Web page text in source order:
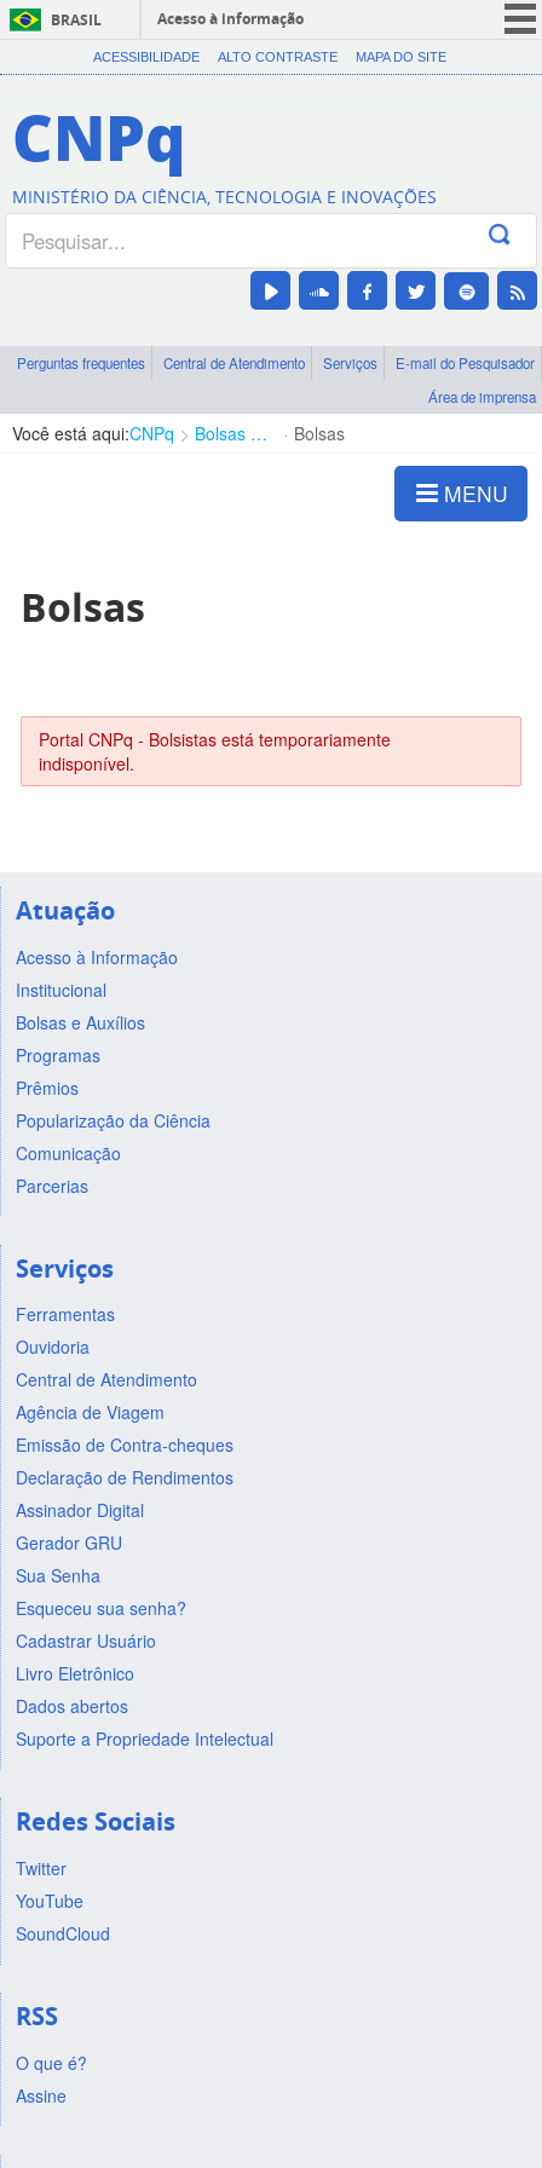
BRASIL
Acesso à informação
CORONAVÍRUS (COVID-19)
Canais
ACESSIBILIDADE ALTO CONTRASTE MAPA DO SITE
CNPq
MINISTÉRIO DA CIÊNCIA, TECNOLOGIA E INOVAÇÕES
Perguntas frequentes Central de Atendimento Serviços
E-mail do Pesquisador
Área de imprensa
Você está aqui:CNPq Bolsas e Auxílios Vigentes Bolsas
MENU
Bolsas
Portal CNPq - Bolsistas está temporariamente
indisponível.
Atuação
Acesso à Informação
Institucional
Bolsas e Auxílios
Programas
Prêmios
Popularização da Ciência
Comunicação
Parcerias
Serviços
Ferramentas
Ouvidoria
Central de Atendimento
Agência de Viagem
Emissão de Contra-cheques
Declaração de Rendimentos
Assinador Digital
Gerador GRU
Sua Senha
Esqueceu sua senha?
Cadastrar Usuário
Livro Eletrônico
Dados abertos
Suporte a Propriedade Intelectual
Redes Sociais
Twitter
YouTube
SoundCloud
RSS
O que é?
Assine